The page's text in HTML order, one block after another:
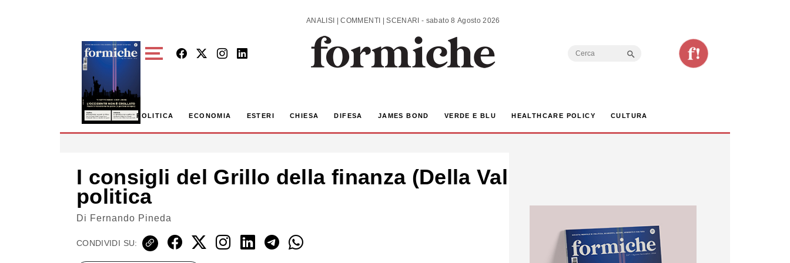
ANALISI | COMMENTI | SCENARI - sabato 8 Agosto 2026
Search
POLITICA ECONOMIA ESTERI CHIESA DIFESA JAMES BOND VERDE E BLU HEALTHCARE POLICY CULTURA
I consigli del Grillo della finanza (Della Valle) al Grillo della
politica
Di Fernando Pineda
CONDIVIDI SU: